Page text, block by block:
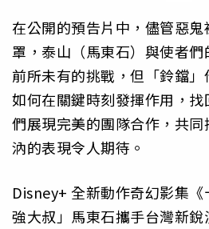
在公開的預告片中，儘管惡
罩，泰山（馬東石）與使者
前所未有的挑戰，但「鈴鐺
如何在關鍵時刻發揮作用，
們展現完美的團隊合作，共
汭的表現令人期待。
Disney+ 全新動作奇幻影集
強大叔」馬東石攜手台灣新